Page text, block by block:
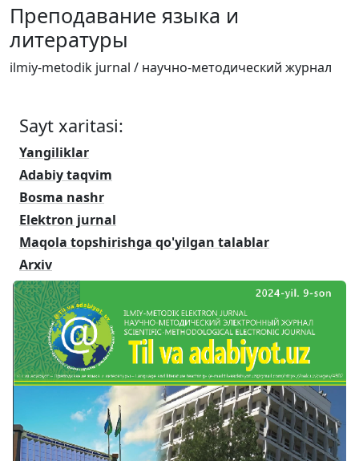
Преподавание языка и
литературы
ilmiy-metodik jurnal / научно-методический журнал
Sayt xaritasi:
Yangiliklar
Adabiy taqvim
Bosma nashr
Elektron jurnal
Maqola topshirishga qo'yilgan talablar
Arxiv